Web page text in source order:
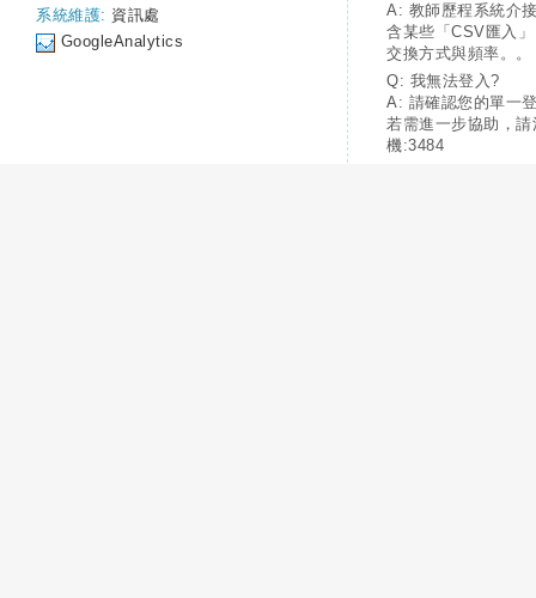
系統維護: 資訊處
GoogleAnalytics
A: 教師歷程系統介
含某些「CSV匯入
交換方式與頻率。。
Q: 我無法登入?
A: 請確認您的單一
若需進一步協助，
機:3484